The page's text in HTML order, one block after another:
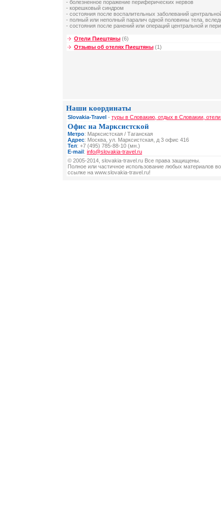
- болезненное поражение периферических нервов
- корешковый синдром
- состояния после воспалительных заболеваний
- полный или неполный паралич одной половины тела,
- состояния после ранений или операций центральной и
Отели Пиештяны (6)
Отзывы об отелях Пиештяны (1)
Наши координаты
Slovakia-Travel - туры в Словакию, отдых в Словакии,
Офис на Марксистской
Метро: Марксистская / Таганская
Адрес: Москва, ул. Марксистская, д 3 офис 416
Тел: +7 (495) 785-88-10 (мн.)
E-mail: info@slovakia-travel.ru
© 2005-2014, slovakia-travel.ru Все права защищены.
Полное или частичное использование любых материалов
ссылке на www.slovakia-travel.ru!